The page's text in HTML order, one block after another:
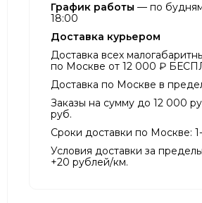
График работы — по
18:00
Доставка курьером
Доставка всех
по Москве от 12 000 ₽
Доставка по Москве в
Заказы на сумму до 12 000
руб.
Сроки доставки по Москве:
Условия доставки за
+20 рублей/км.